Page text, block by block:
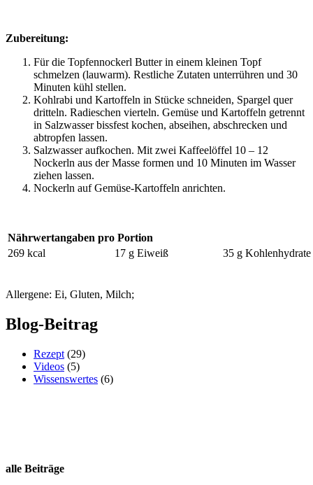
Zubereitung:
Für die Topfennockerl Butter in einem kleinen Topf
schmelzen (lauwarm). Restliche Zutaten unterrühren und 30
Minuten kühl stellen.
Kohlrabi und Kartoffeln in Stücke schneiden, Spargel quer
dritteln. Radieschen vierteln. Gemüse und Kartoffeln getrennt
in Salzwasser bissfest kochen, abseihen, abschrecken und
abtropfen lassen.
Salzwasser aufkochen. Mit zwei Kaffeelöffel 10 – 12
Nockerln aus der Masse formen und 10 Minuten im Wasser
ziehen lassen.
Nockerln auf Gemüse-Kartoffeln anrichten.
Nährwertangaben pro Portion
269 kcal
17 g Eiweiß 35 g Kohlenhydrate
Allergene: Ei, Gluten, Milch;
Blog-Beitrag
Rezept (29)
Videos (5)
Wissenswertes (6)
alle Beiträge